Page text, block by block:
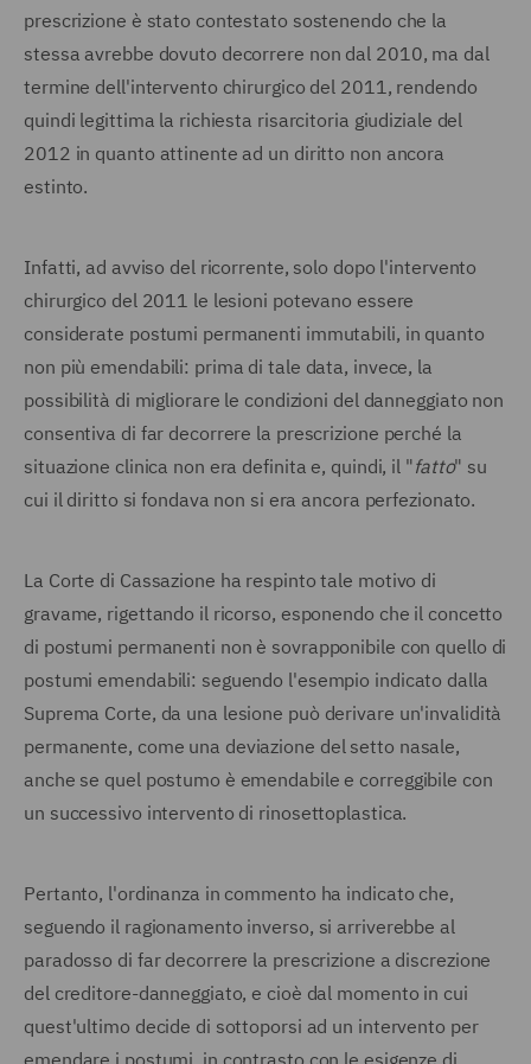
prescrizione è stato contestato sostenendo che la
stessa avrebbe dovuto decorrere non dal 2010, ma dal
termine dell'intervento chirurgico del 2011, rendendo
quindi legittima la richiesta risarcitoria giudiziale del
2012 in quanto attinente ad un diritto non ancora
estinto.
Infatti, ad avviso del ricorrente, solo dopo l'intervento
chirurgico del 2011 le lesioni potevano essere
considerate postumi permanenti immutabili, in quanto
non più emendabili: prima di tale data, invece, la
possibilità di migliorare le condizioni del danneggiato non
consentiva di far decorrere la prescrizione perché la
situazione clinica non era definita e, quindi, il "fatto" su
cui il diritto si fondava non si era ancora perfezionato.
La Corte di Cassazione ha respinto tale motivo di
gravame, rigettando il ricorso, esponendo che il concetto
di postumi permanenti non è sovrapponibile con quello di
postumi emendabili: seguendo l'esempio indicato dalla
Suprema Corte, da una lesione può derivare un'invalidità
permanente, come una deviazione del setto nasale,
anche se quel postumo è emendabile e correggibile con
un successivo intervento di rinosettoplastica.
Pertanto, l'ordinanza in commento ha indicato che,
seguendo il ragionamento inverso, si arriverebbe al
paradosso di far decorrere la prescrizione a discrezione
del creditore-danneggiato, e cioè dal momento in cui
quest'ultimo decide di sottoporsi ad un intervento per
emendare i postumi, in contrasto con le esigenze di